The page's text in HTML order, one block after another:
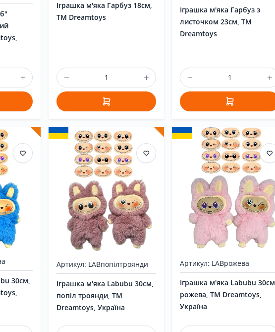
Іграшка м'яка Гарбуз 18см,
ТМ Dreamtoys
Іграшка м'яка Гарбуз з
листочком 23см, ТМ
Dreamtoys
30см,
Артикул: LABпопілтроянди
Іграшка м'яка Labubu 30см,
попіл троянди, ТМ
Dreamtoys, Україна
Артикул: LABрожева
Іграшка м'яка Labubu 30см,
рожева, ТМ Dreamtoys,
Україна